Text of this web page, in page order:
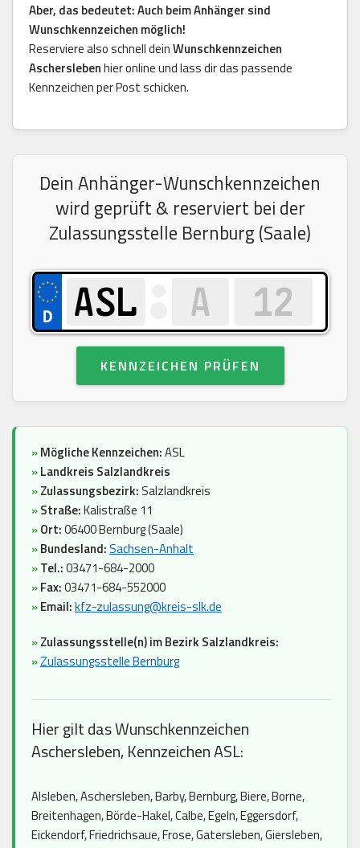
Aber, das bedeutet: Auch beim Anhänger sind
Wunschkennzeichen möglich!
Reserviere also schnell deinWunschkennzeichen
Ascherslebenhier online und lass dir das passende
Kennzeichen per Post schicken.
Dein Anhänger-Wunschkennzeichen
wird geprüft & reserviert bei der
Zulassungsstelle Bernburg (Saale)
KENNZEICHEN PRÜFEN
»Mögliche Kennzeichen:ASL
»Landkreis Salzlandkreis
»Zulassungsbezirk: Salzlandkreis
»Straße:Kalistraße 11
»Ort:06400 Bernburg (Saale)
»Bundesland:Sachsen-Anhalt
»Tel.:03471-684-2000
»Fax:03471-684-552000
»Email:kfz-zulassung@kreis-slk.de
»Zulassungsstelle(n) im Bezirk Salzlandkreis:
»Zulassungsstelle Bernburg
Hier gilt das Wunschkennzeichen
Aschersleben, Kennzeichen ASL:
Alsleben, Aschersleben, Barby, Bernburg, Biere, Borne,
Breitenhagen, Börde-Hakel, Calbe, Egeln, Eggersdorf,
Eickendorf, Friedrichsaue, Frose, Gatersleben, Giersleben,